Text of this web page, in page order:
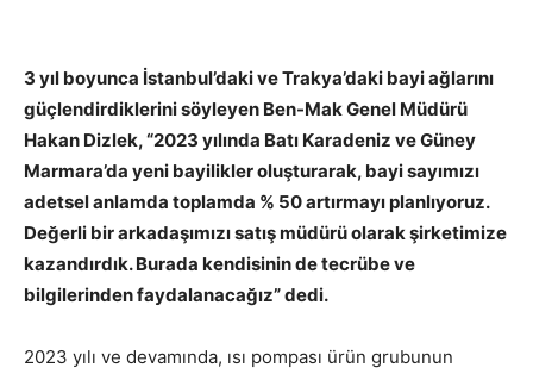
3 yıl boyunca İstanbul’daki ve Trakya’daki bayi ağlarını
güçlendirdiklerini söyleyen Ben-Mak Genel Müdürü
Hakan Dizlek, “2023 yılında Batı Karadeniz ve Güney
Marmara’da yeni bayilikler oluşturarak, bayi sayımızı
adetsel anlamda toplamda % 50 artırmayı planlıyoruz.
Değerli bir arkadaşımızı satış müdürü olarak şirketimize
kazandırdık. Burada kendisinin de tecrübe ve
bilgilerinden faydalanacağız” dedi.
2023 yılı ve devamında, ısı pompası ürün grubunun